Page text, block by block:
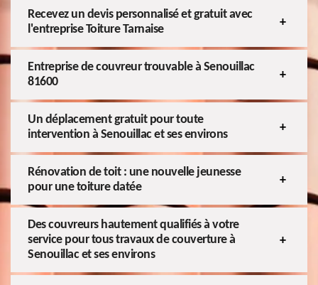
Recevez un devis personnalisé et gratuit avec
l'entreprise Toiture Tarnaise
Entreprise de couvreur trouvable à Senouillac
81600
Un déplacement gratuit pour toute
intervention à Senouillac et ses environs
Rénovation de toit : une nouvelle jeunesse
pour une toiture datée
Des couvreurs hautement qualifiés à votre
service pour tous travaux de couverture à
Senouillac et ses environs